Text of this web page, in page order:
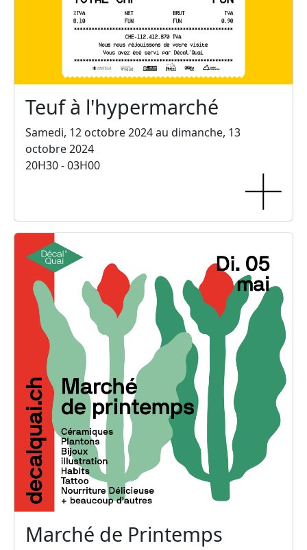
Teuf à l'hypermarché
Samedi, 12 octobre 2024 au dimanche, 13
octobre 2024
20H30 - 03H00
Marché de Printemps